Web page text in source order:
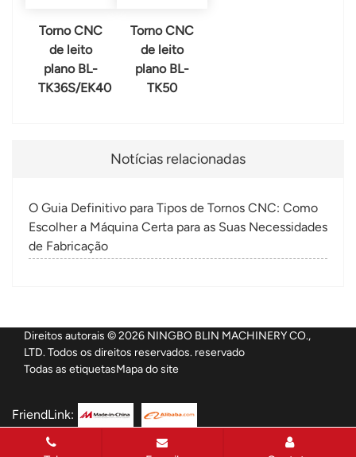
Torno CNC
de leito
plano BL-
TK36S/EK40
Torno CNC
de leito
plano BL-
TK50
Notícias relacionadas
O Guia Definitivo para Tipos de Tornos CNC: Como
Escolher a Máquina Certa para as Suas Necessidades
de Fabricação
Direitos autorais © 2026 NINGBO BLIN MACHINERY CO.,
LTD. Todos os direitos reservados. reservado
Todas as etiquetasMapa do site
FriendLink: